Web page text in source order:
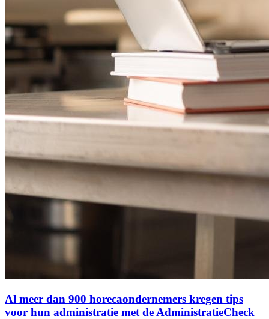
Al meer dan 900 horecaondernemers kregen tips
voor hun administratie met de AdministratieCheck